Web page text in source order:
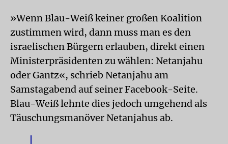
»Wenn Blau-Weiß keiner großen Koalition
zustimmen wird, dann muss man es den
israelischen Bürgern erlauben, direkt einen
Ministerpräsidenten zu wählen: Netanjahu
oder Gantz«, schrieb Netanjahu am
Samstagabend auf seiner Facebook-Seite.
Blau-Weiß lehnte dies jedoch umgehend als
Täuschungsmanöver Netanjahus ab.